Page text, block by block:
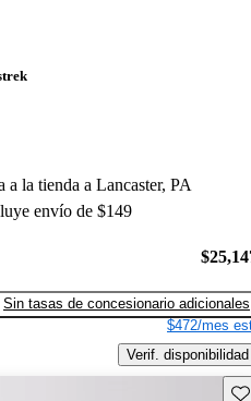
a la tienda a Lancaster, PA
envío de $149
Sin tasas de concesionario adicionales
$472/mes
Verif. disponibilidad